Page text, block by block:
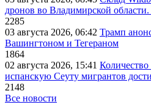
дронов во Владимирской
2285
03 августа 2026, 06:42 Трамп
Вашингтоном и Тегераном
1864
02 августа 2026, 15:41
испанскую Сеуту мигрантов
2148
Все новости